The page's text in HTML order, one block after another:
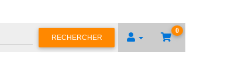
0
RECHERCHER